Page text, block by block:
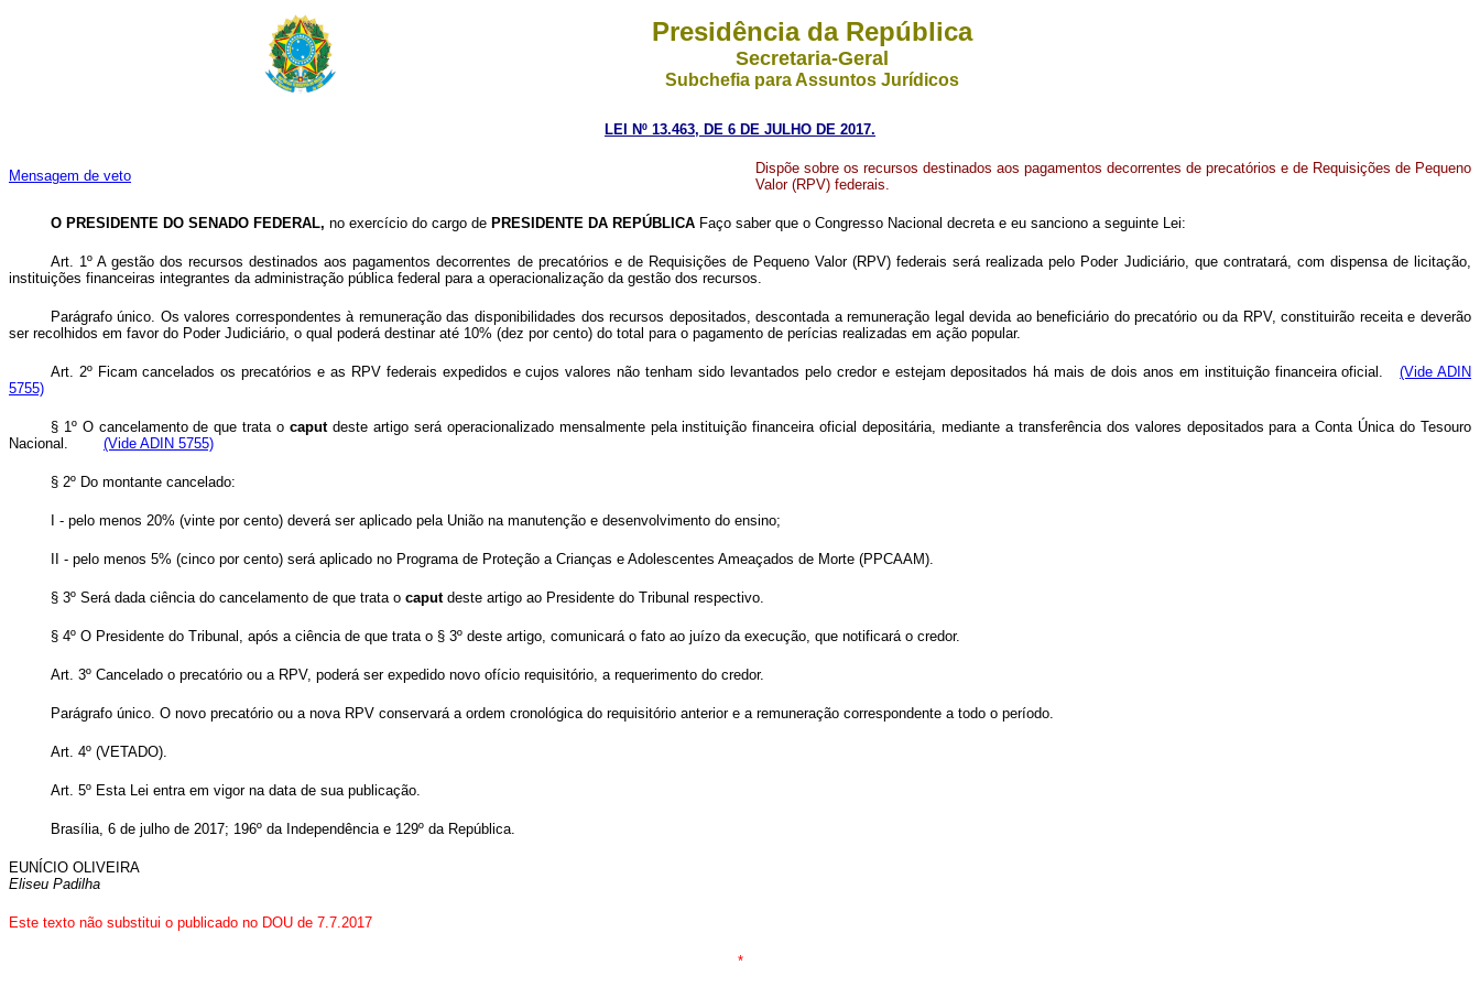
Presidência da República
Secretaria-Geral
Subchefia para Assuntos Jurídicos
LEI Nº 13.463, DE 6 DE JULHO DE 2017.
Mensagem de veto
Dispõe sobre os recursos destinados aos pagamentos decorrentes de precatórios e de Requisições de Pequeno
Valor (RPV) federais.
O PRESIDENTE DO SENADO FEDERAL, no exercício do cargo de PRESIDENTE DA REPÚBLICA Faço saber que o Congresso Nacional decreta e eu sanciono a seguinte Lei:
Art. 1º A gestão dos recursos destinados aos pagamentos decorrentes de precatórios e de Requisições de Pequeno Valor (RPV) federais será realizada pelo Poder Judiciário, que contratará, com dispensa de licitação,
instituições financeiras integrantes da administração pública federal para a operacionalização da gestão dos recursos.
Parágrafo único. Os valores correspondentes à remuneração das disponibilidades dos recursos depositados, descontada a remuneração legal devida ao beneficiário do precatório ou da RPV, constituirão receita e deverão
ser recolhidos em favor do Poder Judiciário, o qual poderá destinar até 10% (dez por cento) do total para o pagamento de perícias realizadas em ação popular.
Art. 2º Ficam cancelados os precatórios e as RPV federais expedidos e cujos valores não tenham sido levantados pelo credor e estejam depositados há mais de dois anos em instituição financeira oficial.(Vide ADIN
5755)
§ 1º O cancelamento de que trata ocaput deste artigo será operacionalizado mensalmente pela instituição financeira oficial depositária, mediante a transferência dos valores depositados para a Conta Única do Tesouro
Nacional. (Vide ADIN 5755)
§ 2º Do montante cancelado:
I - pelo menos 20% (vinte por cento) deverá ser aplicado pela União na manutenção e desenvolvimento do ensino;
II - pelo menos 5% (cinco por cento) será aplicado no Programa de Proteção a Crianças e Adolescentes Ameaçados de Morte (PPCAAM).
§ 3º Será dada ciência do cancelamento de que trata o caput deste artigo ao Presidente do Tribunal respectivo.
§ 4º O Presidente do Tribunal, após a ciência de que trata o § 3º deste artigo, comunicará o fato ao juízo da execução, que notificará o credor.
Art. 3º Cancelado o precatório ou a RPV, poderá ser expedido novo ofício requisitório, a requerimento do credor.
Parágrafo único. O novo precatório ou a nova RPV conservará a ordem cronológica do requisitório anterior e a remuneração correspondente a todo o período.
Art. 4º (VETADO).
Art. 5º Esta Lei entra em vigor na data de sua publicação.
Brasília, 6 de julho de 2017; 196º da Independência e 129º da República.
EUNÍCIO OLIVEIRA
Eliseu Padilha
Este texto não substitui o publicado no DOU de 7.7.2017
*